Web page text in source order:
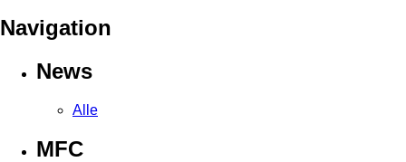
Navigation
News
Alle
MFC